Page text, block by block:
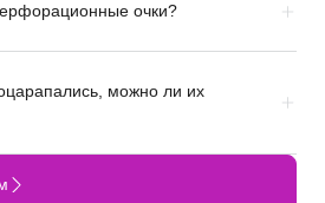
очки?
можно ли их